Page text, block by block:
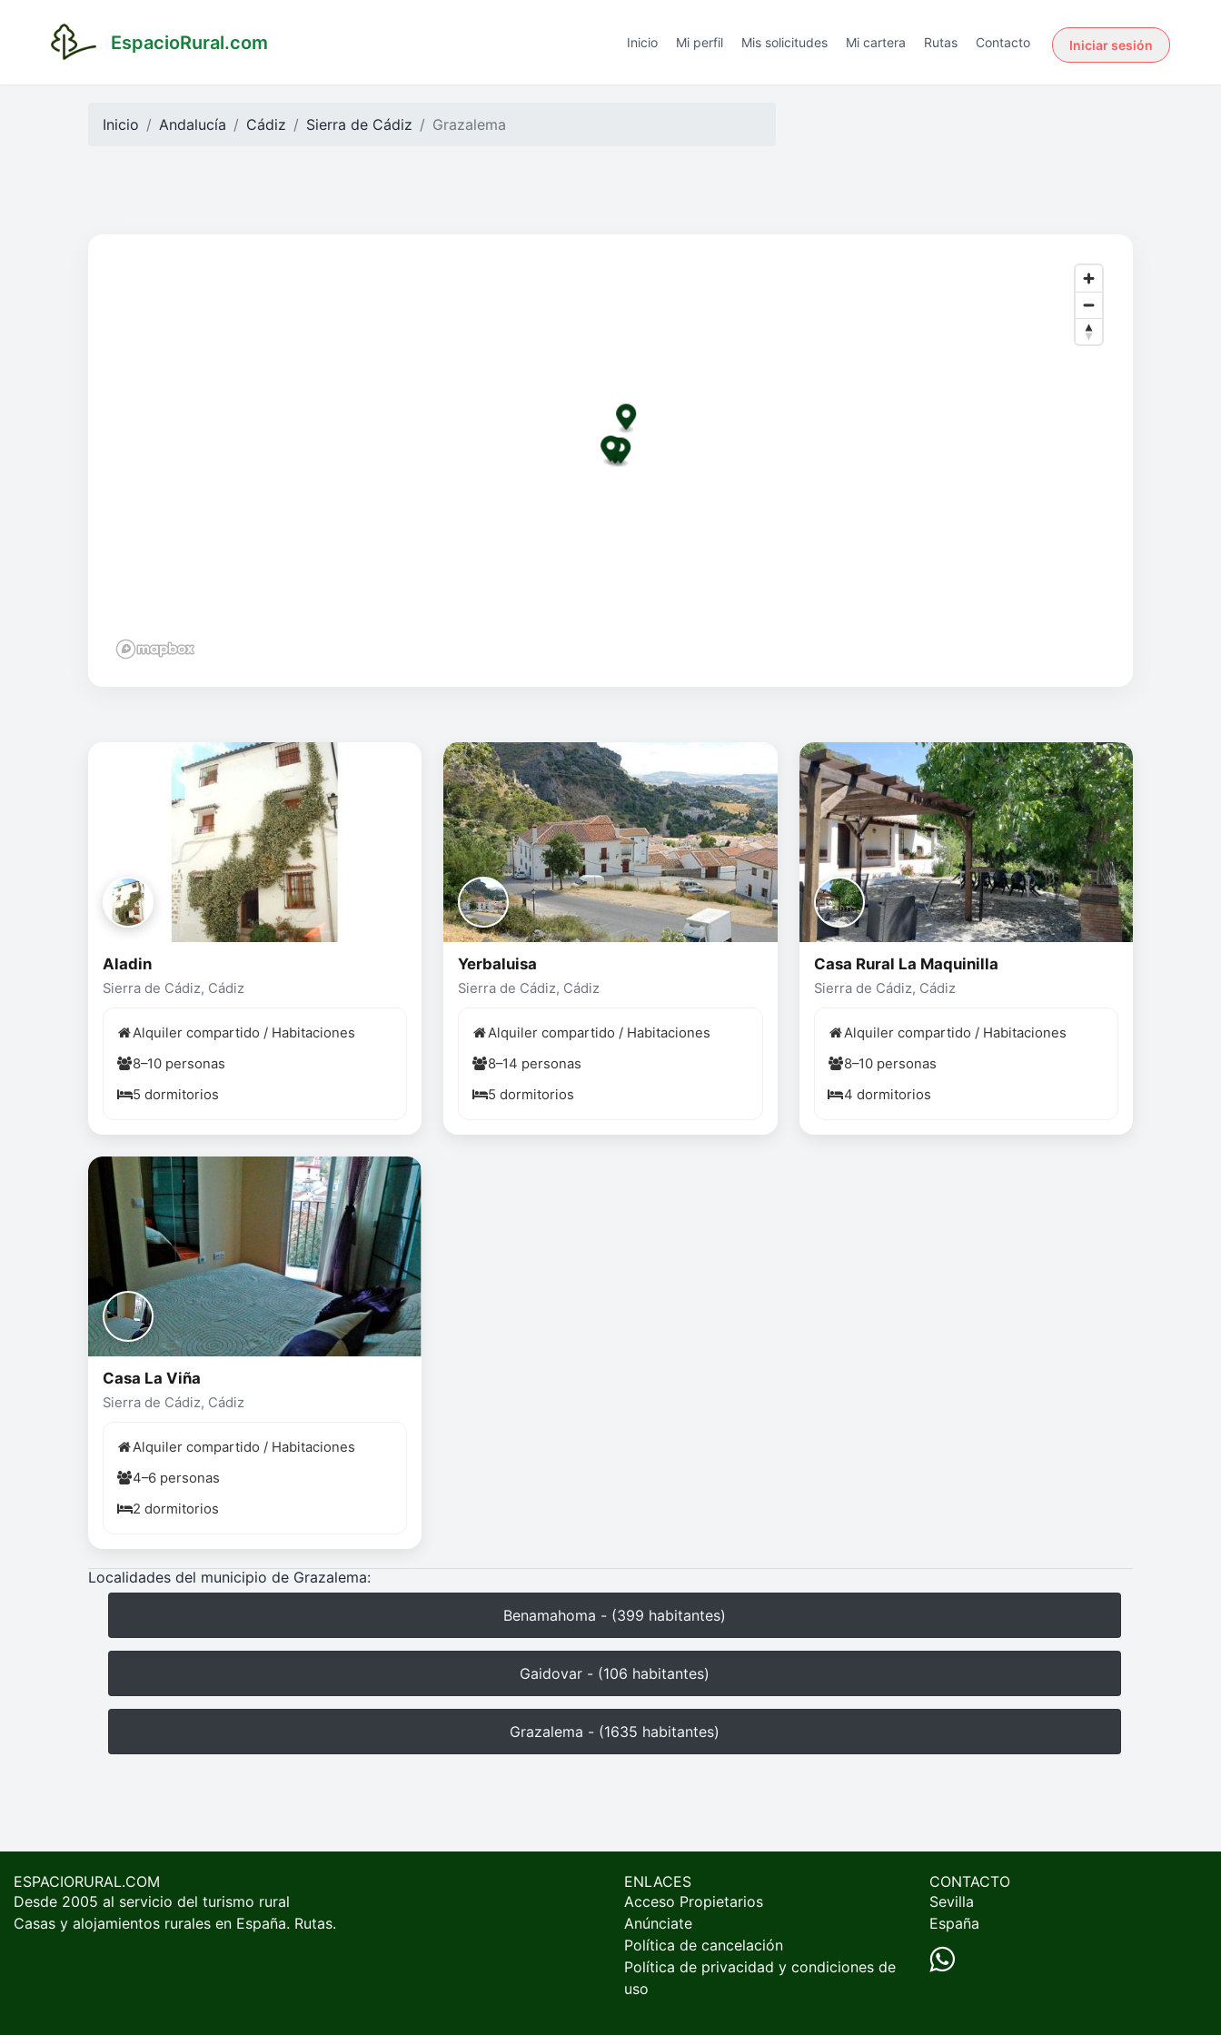
EspacioRural.com Inicio Mi perfil Mis solicitudes Mi cartera Rutas Contacto Iniciar sesión
Inicio Andalucía Cádiz Sierra de Cádiz Grazalema
Aladin
Sierra de Cádiz, Cádiz
Alquiler compartido / Habitaciones
8–10 personas
5 dormitorios
Yerbaluisa
Sierra de Cádiz, Cádiz
Alquiler compartido / Habitaciones
8–14 personas
5 dormitorios
Casa Rural La Maquinilla
Sierra de Cádiz, Cádiz
Alquiler compartido / Habitaciones
8–10 personas
4 dormitorios
Casa La Viña
Sierra de Cádiz, Cádiz
Alquiler compartido / Habitaciones
4–6 personas
2 dormitorios
Localidades del municipio de Grazalema:
Benamahoma - (399 habitantes)
Gaidovar - (106 habitantes)
Grazalema - (1635 habitantes)
ESPACIORURAL.COM
Desde 2005 al servicio del turismo rural
Casas y alojamientos rurales en España. Rutas.
ENLACES
Acceso Propietarios
Anúnciate
Política de cancelación
Política de privacidad y condiciones de
uso
CONTACTO
Sevilla
España